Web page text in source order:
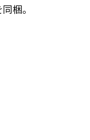
梱。